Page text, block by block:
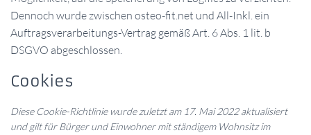
Dennoch wurde zwischen osteo-fit.net und All-Inkl. ein
Auftragsverarbeitungs-Vertrag gemäß Art. 6 Abs. 1 lit. b
DSGVO abgeschlossen.
Cookies
Diese Cookie-Richtlinie wurde zuletzt am 17. Mai 2022 aktualisiert
und gilt für Bürger und Einwohner mit ständigem Wohnsitz im